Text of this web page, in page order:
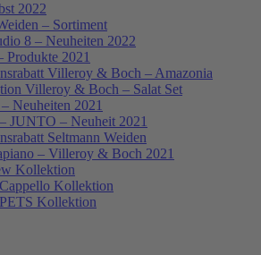
2022
– Sortiment
8 – Neuheiten 2022
Produkte 2021
Villeroy & Boch – Amazonia
Villeroy & Boch – Salat Set
Neuheiten 2021
JUNTO – Neuheit 2021
Seltmann Weiden
– Villeroy & Boch 2021
Kollektion
Kollektion
Kollektion